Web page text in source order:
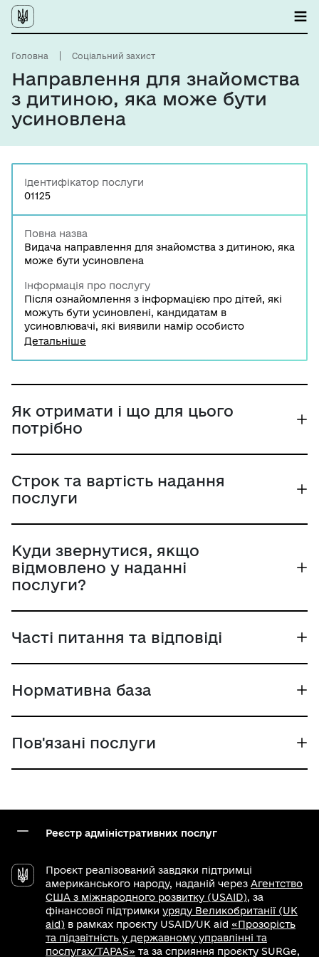
Головна Соціальний захист
Направлення для знайомства
з дитиною, яка може бути
усиновлена
Ідентифікатор послуги
01125
Повна назва
Видача направлення для знайомства з дитиною, яка
може бути усиновлена
Інформація про послугу
Після ознайомлення з інформацією про дітей, які
можуть бути усиновлені, кандидатам в
усиновлювачі, які виявили намір особисто
познайомитись з дитиною, видається направлення
Детальніше
Як отримати і що для цього
потрібно
Строк та вартість надання
послуги
Куди звернутися, якщо
відмовлено у наданні
послуги?
Часті питання та відповіді
Нормативна база
Пов'язані послуги
Реєстр адміністративних послуг
Проєкт реалізований завдяки підтримці
американського народу, наданій через Агентство
США з міжнародного розвитку (USAID), за
фінансової підтримки уряду Великобританії (UK
aid) в рамках проєкту USAID/UK aid «Прозорість
та підзвітність у державному управлінні та
послугах/TAPAS» та за сприяння проєкту SURGe,